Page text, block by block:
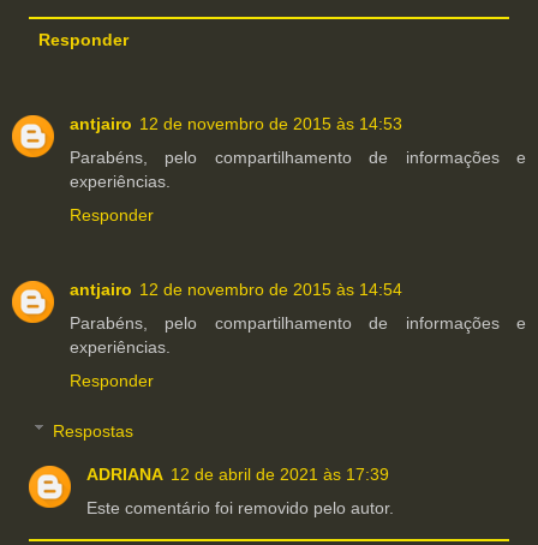
Responder
antjairo 12 de novembro de 2015 às 14:53
Parabéns, pelo compartilhamento de informações e
experiências.
Responder
antjairo 12 de novembro de 2015 às 14:54
Parabéns, pelo compartilhamento de informações e
experiências.
Responder
Respostas
ADRIANA 12 de abril de 2021 às 17:39
Este comentário foi removido pelo autor.